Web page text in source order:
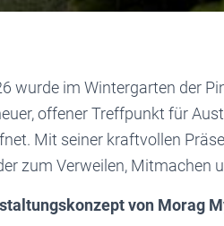
wurde im Wintergarten der
offener Treffpunkt für
Mit seiner kraftvollen
zum Verweilen, Mitmachen
von Morag